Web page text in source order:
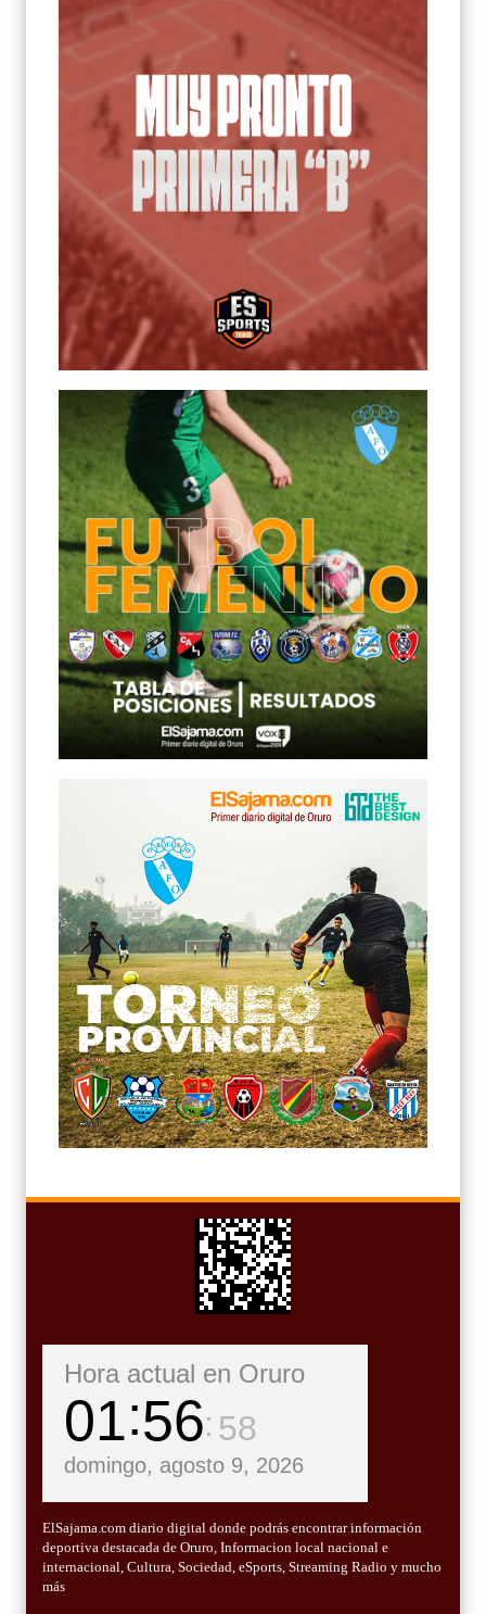
Hora actual en Oruro
01 57 00
domingo, agosto 9, 2026
ElSajama.com diario digital donde podrás encontrar información
deportiva destacada de Oruro, Informacion local nacional e
internacional, Cultura, Sociedad, eSports, Streaming Radio y mucho
más